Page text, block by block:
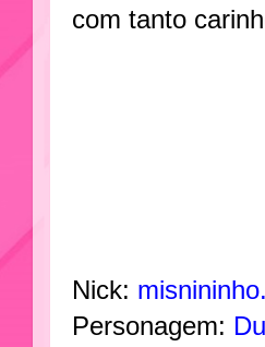
com tanto
Nick: misnininho.
Personagem: